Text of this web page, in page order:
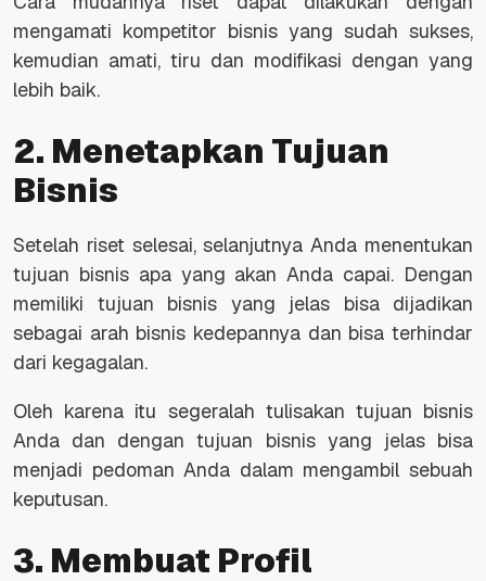
mengamati kompetitor bisnis yang sudah sukses,
kemudian amati, tiru dan modifikasi dengan yang
lebih baik.
2. Menetapkan Tujuan
Bisnis
Setelah riset selesai, selanjutnya Anda menentukan
tujuan bisnis apa yang akan Anda capai. Dengan
memiliki tujuan bisnis yang jelas bisa dijadikan
sebagai arah bisnis kedepannya dan bisa terhindar
dari kegagalan.
Oleh karena itu segeralah tulisakan tujuan bisnis
Anda dan dengan tujuan bisnis yang jelas bisa
menjadi pedoman Anda dalam mengambil sebuah
keputusan.
3. Membuat Profil